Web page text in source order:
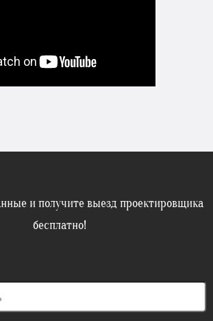
и получите выезд проектировщика
бесплатно!